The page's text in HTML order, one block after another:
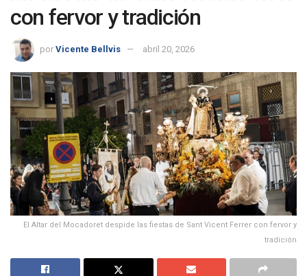
con fervor y tradición
por Vicente Bellvis abril 20, 2026
El Altar del Mocadoret despide las fiestas de Sant Vicent Ferrer con fervor y
tradición